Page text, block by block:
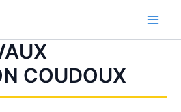
COUDOUX